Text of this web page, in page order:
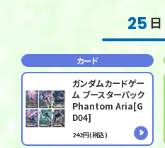
25 日
カード
ガンダムカードゲー
ム ブースターパック
Phantom Aria[G
D04]
242円(税込)